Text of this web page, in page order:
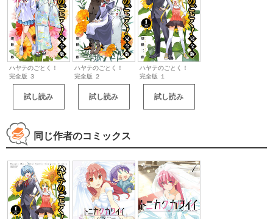
ハヤテのごとく！
完全版 ３
試し読み
ハヤテのごとく！
完全版 ２
試し読み
ハヤテのごとく！
完全版 １
試し読み
同じ作者のコミックス